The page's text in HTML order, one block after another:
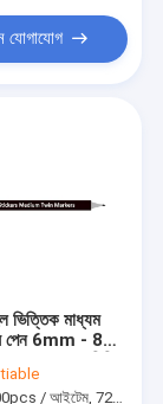
যোগাযোগ
ভিত্তিক মাধ্যম
পেন 6mm - 8
/ আইটেম, 720pcs / রঙ